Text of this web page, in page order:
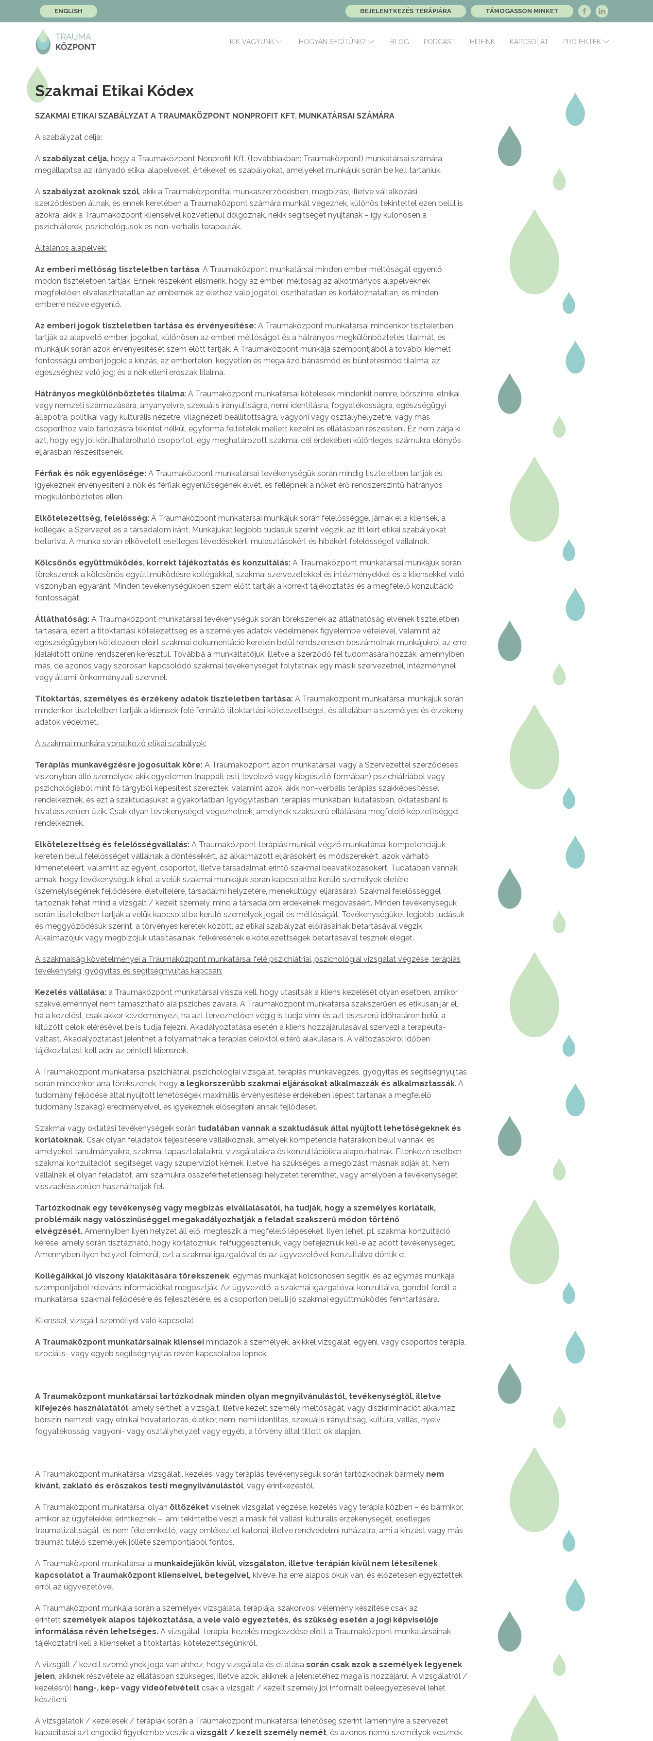
ENGLISH BEJELENTKEZÉS TERÁPIÁRA TÁMOGASSON MINKET
KIK VAGYUNK HOGYAN SEGÍTÜNK? BLOG PODCAST HÍREINK KAPCSOLAT PROJEKTEK
Szakmai Etikai Kódex
SZAKMAI ETIKAI SZABÁLYZAT A TRAUMAKÖZPONT NONPROFIT KFT. MUNKATÁRSAI SZÁMÁRA
A szabályzat célja:
A szabályzat célja, hogy a Traumaközpont Nonprofit Kft. (továbbiakban: Traumaközpont) munkatársai számára
megállapítsa az irányadó etikai alapelveket, értékeket és szabályokat, amelyeket munkájuk során be kell tartaniuk.
A szabályzat azoknak szól, akik a Traumaközponttal munkaszerződésben, megbízási, illetve vállalkozási
szerződésben állnak, és ennek keretében a Traumaközpont számára munkát végeznek, különös tekintettel ezen belül is
azokra, akik a Traumaközpont klienseivel közvetlenül dolgoznak, nekik segítséget nyújtanak – így különösen a
pszichiáterek, pszichológusok és non-verbális terapeuták.
Általános alapelvek:
Az emberi méltóság tiszteletben tartása: A Traumaközpont munkatársai minden ember méltóságát egyenlő
módon tiszteletben tartják. Ennek részeként elismerik, hogy az emberi méltóság az alkotmányos alapelveknek
megfelelően elválaszthatatlan az embernek az élethez való jogától, oszthatatlan és korlátozhatatlan, és minden
emberre nézve egyenlő.
Az emberi jogok tiszteletben tartása és érvényesítése: A Traumaközpont munkatársai mindenkor tiszteletben
tartják az alapvető emberi jogokat, különösen az emberi méltóságot és a hátrányos megkülönböztetés tilalmát, és
munkájuk során azok érvényesítését szem előtt tartják. A Traumaközpont munkája szempontjából a további kiemelt
fontosságú emberi jogok: a kínzás, az embertelen, kegyetlen és megalázó bánásmód és büntetésmód tilalma; az
egészséghez való jog; és a nők elleni erőszak tilalma.
Hátrányos megkülönböztetés tilalma: A Traumaközpont munkatársai kötelesek mindenkit nemre, bőrszínre, etnikai
vagy nemzeti származására, anyanyelvre, szexuális irányultságra, nemi identitásra, fogyatékosságra, egészségügyi
állapotra, politikai vagy kulturális nézetre, világnézeti beállítottságra, vagyoni vagy osztályhelyzetre, vagy más
csoporthoz való tartozásra tekintet nélkül, egyforma feltételek mellett kezelni és ellátásban részesíteni. Ez nem zárja ki
azt, hogy egy jól körülhatárolható csoportot, egy meghatározott szakmai cél érdekében különleges, számukra előnyös
eljárásban részesítsenek.
Férfiak és nők egyenlősége: A Traumaközpont munkatársai tevékenységük során mindig tiszteletben tartják és
igyekeznek érvényesíteni a nők és férfiak egyenlőségének elvét, és fellépnek a nőket érő rendszerszintű hátrányos
megkülönböztetés ellen.
Elkötelezettség, felelősség: A Traumaközpont munkatársai munkájuk során felelősséggel járnak el a kliensek, a
kollégák, a Szervezet és a társadalom iránt. Munkájukat legjobb tudásuk szerint végzik, az itt leírt etikai szabályokat
betartva. A munka során elkövetett esetleges tévedésekért, mulasztásokért és hibákért felelősséget vállalnak.
Kölcsönös együttműködés, korrekt tájékoztatás és konzultálás: A Traumaközpont munkatársai munkájuk során
törekszenek a kölcsönös együttműködésre kollégákkal, szakmai szervezetekkel és intézményekkel és a kliensekkel való
viszonyban egyaránt. Minden tevékenységükben szem előtt tartják a korrekt tájékoztatás és a megfelelő konzultáció
fontosságát.
Átláthatóság: A Traumaközpont munkatársai tevékenységük során törekszenek az átláthatóság elvének tiszteletben
tartására, ezért a titoktartási kötelezettség és a személyes adatok védelmének figyelembe vételével, valamint az
egészségügyben kötelezően előírt szakmai dokumentáció keretein belül rendszeresen beszámolnak munkájukról az erre
kialakított online rendszeren keresztül. Továbbá a munkáltatójuk, illetve a szerződő fél tudomására hozzák, amennyiben
más, de azonos vagy szorosan kapcsolódó szakmai tevékenységet folytatnak egy másik szervezetnél, intézménynél
vagy állami, önkormányzati szervnél.
Titoktartás, személyes és érzékeny adatok tiszteletben tartása: A Traumaközpont munkatársai munkájuk során
mindenkor tiszteletben tartják a kliensek felé fennálló titoktartási kötelezettséget, és általában a személyes és érzékeny
adatok védelmét.
A szakmai munkára vonatkozó etikai szabályok:
Terápiás munkavégzésre jogosultak köre: A Traumaközpont azon munkatársai, vagy a Szervezettel szerződéses
viszonyban álló személyek, akik egyetemen (nappali, esti, levelező vagy kiegészítő formában) pszichiátriából vagy
pszichológiából mint fő tárgyból képesítést szereztek, valamint azok, akik non-verbális terápiás szakképesítéssel
rendelkeznek, és ezt a szaktudásukat a gyakorlatban (gyógyításban, terápiás munkában, kutatásban, oktatásban) is
hivatásszerűen űzik. Csak olyan tevékenységet végezhetnek, amelynek szakszerű ellátására megfelelő képzettséggel
rendelkeznek.
Elkötelezettség és felelősségvállalás: A Traumaközpont terápiás munkát végző munkatársai kompetenciájuk
keretein belül felelősséget vállalnak a döntéseikért, az alkalmazott eljárásokért és módszerekért, azok várható
kimeneteléért, valamint az egyént, csoportot, illetve társadalmat érintő szakmai beavatkozásokért. Tudatában vannak
annak, hogy tevékenységük kihat a velük szakmai munkájuk során kapcsolatba kerülő személyek életére
(személyiségének fejlődésére, életvitelére, társadalmi helyzetére, menekültügyi eljárására). Szakmai felelősséggel
tartoznak tehát mind a vizsgált / kezelt személy, mind a társadalom érdekeinek megóvásáért. Minden tevékenységük
során tiszteletben tartják a velük kapcsolatba kerülő személyek jogait és méltóságát. Tevékenységüket legjobb tudásuk
és meggyőződésük szerint, a törvényes keretek között, az etikai szabályzat előírásainak betartásával végzik.
Alkalmazójuk vagy megbízójuk utasításainak, felkérésének e kötelezettségek betartásával tesznek eleget.
A szakmaiság követelményei a Traumaközpont munkatársai felé pszichiátriai, pszichológiai vizsgálat végzése, terápiás
tevékenység, gyógyítás és segítségnyújtás kapcsán:
Kezelés vállalása: a Traumaközpont munkatársai vissza kell, hogy utasítsák a kliens kezelését olyan esetben, amikor
szakvéleménnyel nem támasztható alá pszichés zavara. A Traumaközpont munkatársa szakszerűen és etikusan jár el,
ha a kezelést, csak akkor kezdeményezi, ha azt tervezhetően végig is tudja vinni és azt észszerű időhatáron belül a
kitűzött célok elérésével be is tudja fejezni. Akadályoztatása esetén a kliens hozzájárulásával szervezi a terapeuta-
váltást. Akadályoztatást jelenthet a folyamatnak a terápiás céloktól eltérő alakulása is. A változásokról időben
tájékoztatást kell adni az érintett kliensnek.
A Traumaközpont munkatársai pszichiátriai, pszichológiai vizsgálat, terápiás munkavégzés, gyógyítás és segítségnyújtás
során mindenkor arra törekszenek, hogy a legkorszerűbb szakmai eljárásokat alkalmazzák és alkalmaztassák. A
tudomány fejlődése által nyújtott lehetőségek maximális érvényesítése érdekében lépést tartanak a megfelelő
tudomány (szakág) eredményeivel, és igyekeznek elősegíteni annak fejlődését.
Szakmai vagy oktatási tevékenységeik során tudatában vannak a szaktudásuk által nyújtott lehetőségeknek és
korlátoknak. Csak olyan feladatok teljesítésére vállalkoznak, amelyek kompetencia határaikon belül vannak, és
amelyeket tanulmányaikra, szakmai tapasztalataikra, vizsgálataikra és konzultációikra alapozhatnak. Ellenkező esetben
szakmai konzultációt, segítséget vagy szupervíziót kérnek, illetve, ha szükséges, a megbízást másnak adják át. Nem
vállalnak el olyan feladatot, ami számukra összeférhetetlenségi helyzetet teremthet, vagy amelyben a tevékenységét
visszaélésszerűen használhatják fel.
Tartózkodnak egy tevékenység vagy megbízás elvállalásától, ha tudják, hogy a személyes korlátaik,
problémáik nagy valószínűséggel megakadályozhatják a feladat szakszerű módon történő
elvégzését. Amennyiben ilyen helyzet áll elő, megteszik a megfelelő lépéseket. Ilyen lehet, pl. szakmai konzultáció
kérése, amely során tisztázható, hogy korlátozniuk, felfüggeszteniük, vagy befejezniük kell-e az adott tevékenységet.
Amennyiben ilyen helyzet felmerül, ezt a szakmai igazgatóval és az ügyvezetővel konzultálva döntik el.
Kollégáikkal jó viszony kialakítására törekszenek, egymás munkáját kölcsönösen segítik, és az egymás munkája
szempontjából releváns információkat megosztják. Az ügyvezető, a szakmai igazgatóval konzultálva, gondot fordít a
munkatársai szakmai fejlődésére és fejlesztésére, és a csoporton belüli jó szakmai együttműködés fenntartására.
Klienssel, vizsgált személlyel való kapcsolat
A Traumaközpont munkatársainak kliensei mindazok a személyek, akikkel vizsgálat, egyéni, vagy csoportos terápia,
szociális- vagy egyéb segítségnyújtás révén kapcsolatba lépnek.
A Traumaközpont munkatársai tartózkodnak minden olyan megnyilvánulástól, tevékenységtől, illetve
kifejezés használatától, amely sértheti a vizsgált, illetve kezelt személy méltóságát, vagy diszkriminációt alkalmaz
bőrszín, nemzeti vagy etnikai hovatartozás, életkor, nem, nemi identitás, szexuális irányultság, kultúra, vallás, nyelv,
fogyatékosság, vagyoni- vagy osztályhelyzet vagy egyéb, a törvény által tiltott ok alapján.
A Traumaközpont munkatársai vizsgálati, kezelési vagy terápiás tevékenységük során tartózkodnak bármely nem
kívánt, zaklató és erőszakos testi megnyilvánulástól, vagy érintkezéstől.
A Traumaközpont munkatársai olyan öltözéket viselnek vizsgálat végzése, kezelés vagy terápia közben – és bármikor,
amikor az ügyfelekkel érintkeznek –, ami tekintetbe veszi a másik fél vallási, kulturális érzékenységét, esetleges
traumatizáltságát, és nem félelemkeltő, vagy emlékeztet katonai, illetve rendvédelmi ruházatra, ami a kínzást vagy más
traumát túlélő személyek jólléte szempontjából fontos.
A Traumaközpont munkatársai a munkaidejükön kívül, vizsgálaton, illetve terápián kívül nem létesítenek
kapcsolatot a Traumaközpont klienseivel, betegeivel, kivéve, ha erre alapos okuk van, és előzetesen egyeztettek
erről az ügyvezetővel.
A Traumaközpont munkája során a személyek vizsgálata, terápiája, szakorvosi vélemény készítése csak az
érintett személyek alapos tájékoztatása, a vele való egyeztetés, és szükség esetén a jogi képviselője
informálása révén lehetséges. A vizsgálat, terápia, kezelés megkezdése előtt a Traumaközpont munkatársainak
tájékoztatni kell a klienseket a titoktartási kötelezettségünkről.
A vizsgált / kezelt személynek joga van ahhoz, hogy vizsgálata és ellátása során csak azok a személyek legyenek
jelen, akiknek részvétele az ellátásban szükséges, illetve azok, akiknek a jelenlétéhez maga is hozzájárul. A vizsgálatról /
kezelésről hang-, kép- vagy videófelvételt csak a vizsgált / kezelt személy jól informált beleegyezésével lehet
készíteni.
A vizsgálatok / kezelések / terápiák során a Traumaközpont munkatársai lehetőség szerint (amennyire a szervezet
kapacitásai azt engedik) figyelembe veszik a vizsgált / kezelt személy nemét, és azonos nemű személyek vesznek